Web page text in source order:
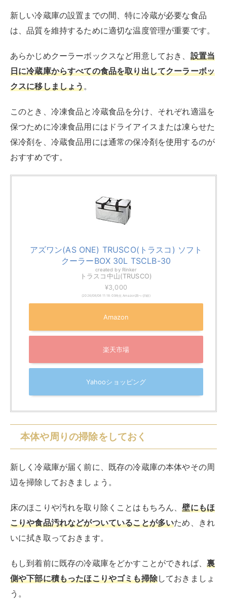
新しい冷蔵庫の設置までの間、特に冷蔵が必要な食品
は、品質を維持するために適切な温度管理が重要です。
あらかじめクーラーボックスなど用意しておき、 設置当
日に冷蔵庫からすべての食品を取り出してクーラーボッ
クスに移しましょう。
このとき、冷凍食品と冷蔵食品を分け、それぞれ適温を
保つために冷凍食品用にはドライアイスまたは凍らせた
保冷剤を、冷蔵食品用には通常の保冷剤を使用するのが
おすすめです。
アズワン(AS ONE) TRUSCO(トラスコ) ソフト
クーラーBOX 30L TSCLB-30
created by Rinker
トラスコ中山(TRUSCO)
¥3,000
(2026/08/08 11:18:03時点 Amazon調べ- 詳細)
Amazon
楽天市場
Yahooショッピング
本体や周りの掃除をしておく
新しく冷蔵庫が届く前に、既存の冷蔵庫の本体やその周
辺を掃除しておきましょう。
床のほこりや汚れを取り除くことはもちろん、壁にもほ
こりや食品汚れなどがついていることが多いため、きれ
いに拭き取っておきます。
もし到着前に既存の冷蔵庫をどかすことができれば、 裏
側や下部に積もったほこりやゴミも掃除しておきましょ
う。